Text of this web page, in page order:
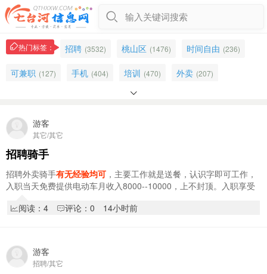
输入关键词搜索
热门标签： 招聘 (3532) 桃山区 (1476) 时间自由 (236)
可兼职 (127) 手机 (404) 培训 (470) 外卖 (207)
导航
摩托车 (101)
销售 (589)
直播 (179) 吃苦耐劳 (610) 半天班 (182) 客服 (216)

游客
其它/其它
招聘骑手
招聘外卖骑手有无经验均可 ，主要工作就是送餐，认识字即可工作，
入职当天免费提供电动车月收入8000--10000，上不封顶。入职享受
阅读：4
评论：0 14小时前
游客
招聘/其它